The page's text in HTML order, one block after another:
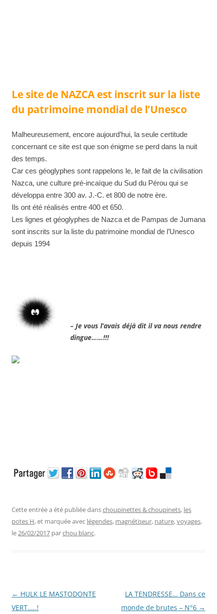
Le site de NAZCA est inscrit sur la liste
du patrimoine mondial de l’Unesco
Malheureusement, encore aujourd’hui, la seule certitude
concernant ce site est que son énigme se perd dans la nuit
des temps.
Car ces géoglyphes sont rappelons le, le fait de la civilisation
Nazca, une culture pré-incaïque du Sud du Pérou qui se
développa entre 300 av. J.-C. et 800 de notre ère.
Ils ont été réalisés entre 400 et 650.
Les lignes et géoglyphes de Nazca et de Pampas de Jumana
sont inscrits sur la liste du patrimoine mondial de l’Unesco
depuis 1994
– Je vous l’avais déjà dit il va nous rendre
dingue……!!!
Cette entrée a été publiée danschoupinettes & choupinets, les
potes H, et marquée avec légendes, magnétiseur, nature,voyages,
le26/02/2017 parchou blanc.
Navigation
des
← HULK LE MASTODONTE
VERT…..!
LA TENDRESSE… Dans ce
monde de brutes – N°6 →